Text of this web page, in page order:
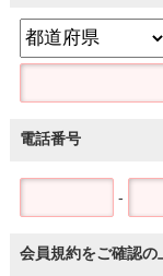
電話番号
-
会員規約をご確認